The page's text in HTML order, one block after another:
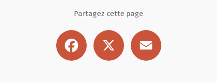
Partagez cette page
Facebook